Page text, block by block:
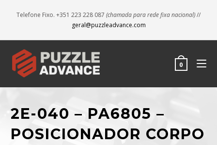
Telefone Fixo. +351 223 228 087 (chamada para rede fixa nacional)//
geral@puzzleadvance.com
0
2E-040 – PA6805 –
POSICIONADOR CORPO